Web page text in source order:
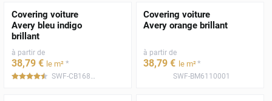
Covering voiture
Avery bleu indigo
brillant
à partir de
38,79 € le m² *
*****
Covering voiture
Avery orange brillant
à partir de
38,79 € le m²*
SWF-BM6110001